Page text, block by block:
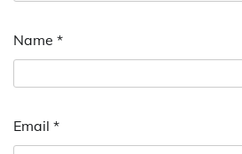
Name *
Email *